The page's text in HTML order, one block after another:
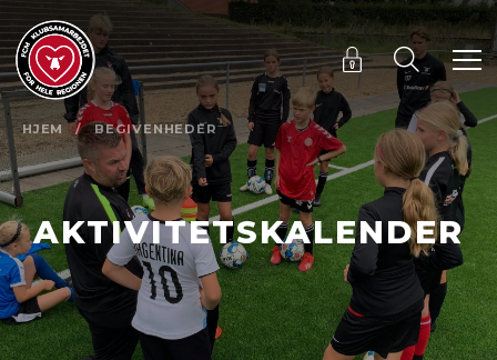
HJEM / BEGIVENHEDER
AKTIVITETSKALENDER